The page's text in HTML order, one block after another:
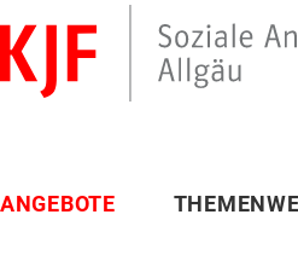
ANGEBOTE